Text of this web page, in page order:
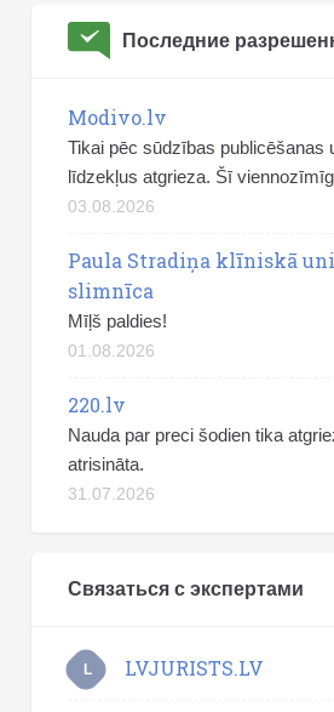
Последние
Modivo.lv
Tikai pēc sūdzības publicēšanas
līdzekļus atgrieza. Šī
03.08.2026
Paula Stradiņa klīniskā
slimnīca
Mīļš paldies!
01.08.2026
220.lv
Nauda par preci šodien tika
atrisināta.
31.07.2026
Связаться с экспертами
L LVJURISTS.LV